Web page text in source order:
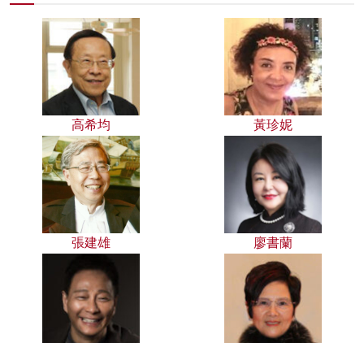
高希均 黃珍妮
張建雄 廖書蘭